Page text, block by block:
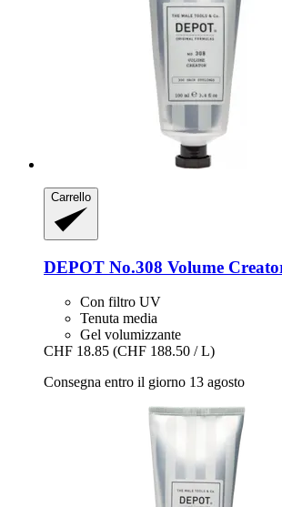
Carrello
DEPOT No.308 Volume
Con filtro UV
Tenuta media
Gel volumizzante
CHF 18.85 (CHF 188.50 / L)
Consegna entro il giorno 13 agosto